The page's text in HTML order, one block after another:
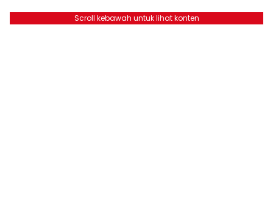
Scroll kebawah untuk lihat konten